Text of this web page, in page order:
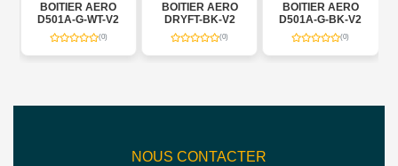
BOITIER AERO
D501A-G-WT-V2
(0)
BOITIER AERO
DRYFT-BK-V2
(0)
BOITIER AERO
D501A-G-BK-V2
(0)
NOUS CONTACTER